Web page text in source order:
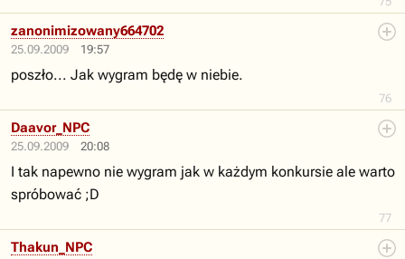
25.09.2009 19:57
76
zanonimizowany664702
poszło... Jak wygram będę w niebie.
25.09.2009 20:08
77
Daavor_NPC
I tak napewno nie wygram jak w każdym konkursie ale warto
spróbować ;D
Thakun_NPC